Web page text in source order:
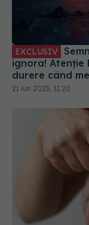
EXCLUSIV
ignora! Atenție
durere când
21 iun 2025, 11:20